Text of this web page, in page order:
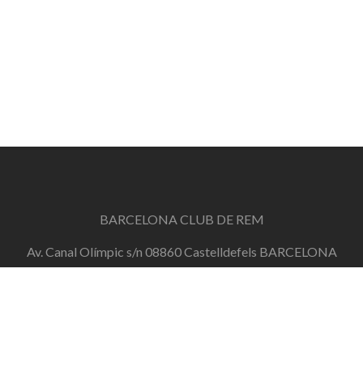
BARCELONA CLUB DE REM
Av. Canal Olímpic s/n 08860 Castelldefels BARCELONA